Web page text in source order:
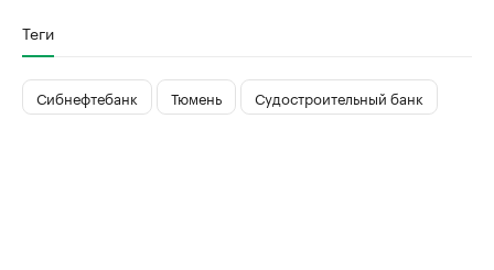
Теги
Сибнефтебанк Тюмень Судостроительный банк